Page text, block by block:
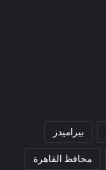
بيراميدز
محافظ القاهرة